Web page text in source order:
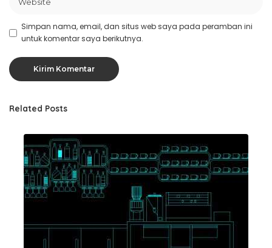
Simpan nama, email, dan situs web saya pada peramban ini
untuk komentar saya berikutnya.
Related Posts